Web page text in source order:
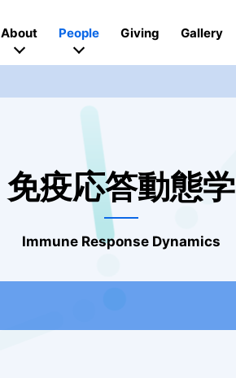
About People Giving Gallery
免疫応答動態学
Immune Response Dynamics